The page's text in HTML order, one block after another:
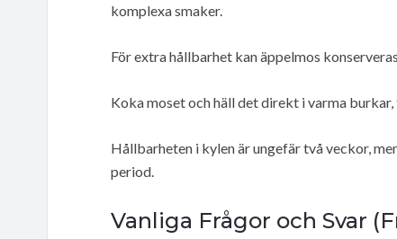
komplexa smaker.
För extra hållbarhet kan äppelmos
Koka moset och häll det direkt i varma
Hållbarheten i kylen är ungefär två veckor,
period.
Vanliga Frågor och Svar